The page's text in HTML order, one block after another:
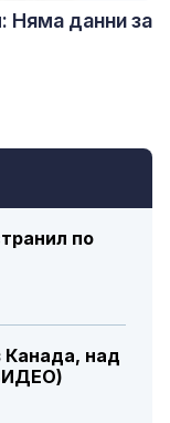
по
Канада, над
Няма данни за